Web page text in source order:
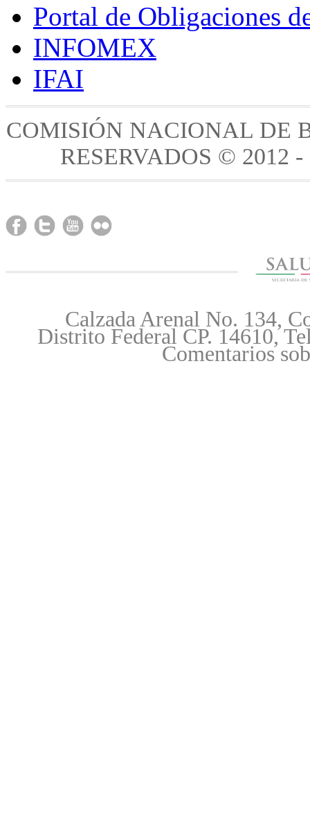
Portal de Obligaciones
INFOMEX
IFAI
COMISIÓN NACIONAL DE
RESERVADOS © 2012 -
Calzada Arenal No. 134,
Distrito Federal CP. 14610,
Comentarios